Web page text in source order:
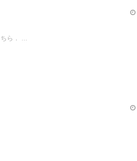
ら． ...